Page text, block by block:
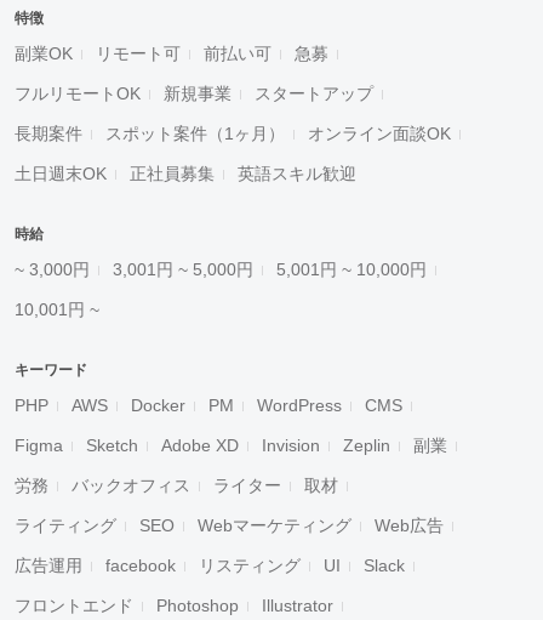
特徴
副業OK リモート可 前払い可 急募
フルリモートOK 新規事業 スタートアップ
長期案件 スポット案件（1ヶ月） オンライン面談OK
土日週末OK 正社員募集 英語スキル歓迎
時給
~ 3,000円 3,001円 ~ 5,000円 5,001円 ~ 10,000円
10,001円 ~
キーワード
PHP AWS Docker PM WordPress CMS
Figma Sketch Adobe XD Invision Zeplin 副業
労務 バックオフィス ライター 取材
ライティング SEO Webマーケティング Web広告
広告運用 facebook リスティング UI Slack
フロントエンド Photoshop Illustrator